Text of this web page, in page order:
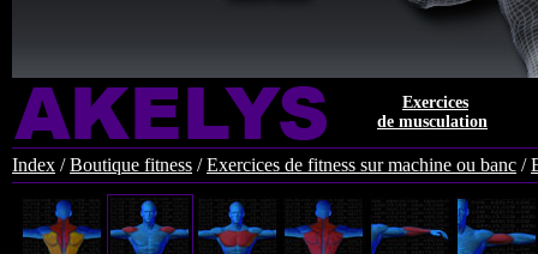
Exercices
de musculation
Index /Boutique fitness /Exercices de fitness sur machine ou banc /